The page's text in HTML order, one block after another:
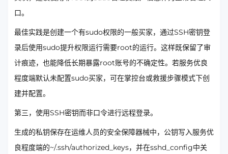
口。
最佳实践是创建一个有sudo权限的一般买家，通过SSH密钥登
录后使用sudo提升权限运行需要root的运行。这样既保留了审
计痕迹，也能降低长期暴露root账号的不确定性。若服务优良
程度端默认未配置sudo买家，可在掌控台或救援步骤模式下创
建并配置。
第三，使用SSH密钥而非口令进行远程登录。
生成的私钥保存在运维人员的安全保障器械中，公钥写入服务优
良程度端的~/.ssh/authorized_keys，并在sshd_config中关